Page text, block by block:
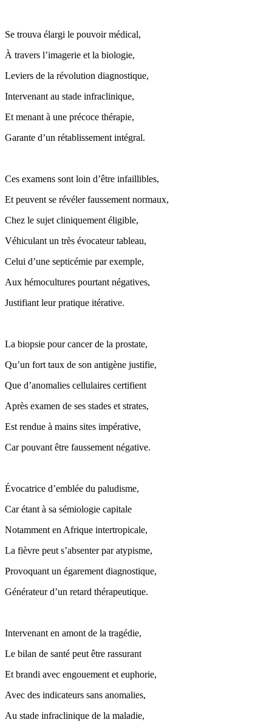
Se trouva élargi le pouvoir médical,
À travers l’imagerie et la biologie,
Leviers de la révolution diagnostique,
Intervenant au stade infraclinique,
Et menant à une précoce thérapie,
Garante d’un rétablissement intégral.
Ces examens sont loin d’être infaillibles,
Et peuvent se révéler faussement normaux,
Chez le sujet cliniquement éligible,
Véhiculant un très évocateur tableau,
Celui d’une septicémie par exemple,
Aux hémocultures pourtant négatives,
Justifiant leur pratique itérative.
La biopsie pour cancer de la prostate,
Qu’un fort taux de son antigène justifie,
Que d’anomalies cellulaires certifient
Après examen de ses stades et strates,
Est rendue à mains sites impérative,
Car pouvant être faussement négative.
Évocatrice d’emblée du paludisme,
Car étant à sa sémiologie capitale
Notamment en Afrique intertropicale,
La fièvre peut s’absenter par atypisme,
Provoquant un égarement diagnostique,
Générateur d’un retard thérapeutique.
Intervenant en amont de la tragédie,
Le bilan de santé peut être rassurant
Et brandi avec engouement et euphorie,
Avec des indicateurs sans anomalies,
Au stade infraclinique de la maladie,